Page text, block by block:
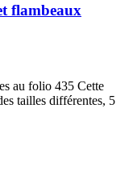
flambeaux
au folio 435 Cette
tailles différentes, 5